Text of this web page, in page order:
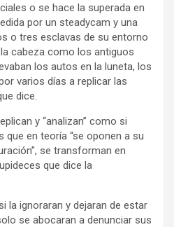
o se hace la superada en
por un steadycam y una
o tres esclavas de su entorno
cabeza como los antiguos
los autos en la luneta, los
varios días a replicar las
dice.
y “analizan” como si
en teoría “se oponen a su
se transforman en
que dice la
la ignoraran y dejaran de estar
se abocaran a denunciar sus